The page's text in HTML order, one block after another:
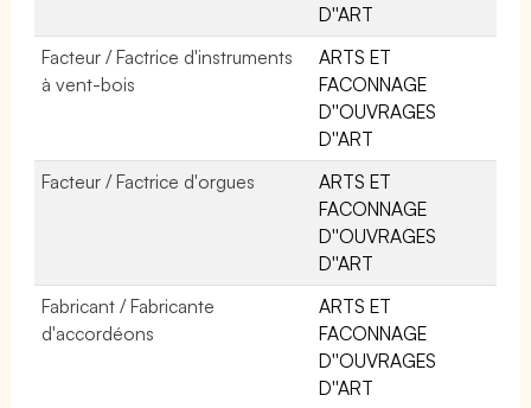
D''ART
Facteur / Factrice d'instruments
à vent-bois
ARTS ET
FACONNAGE
D''OUVRAGES
D''ART
Facteur / Factrice d'orgues
ARTS ET
FACONNAGE
D''OUVRAGES
D''ART
Fabricant / Fabricante
d'accordéons
ARTS ET
FACONNAGE
D''OUVRAGES
D''ART